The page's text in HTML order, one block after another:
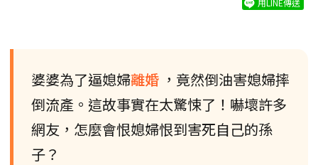
婆婆為了逼媳婦離婚 ，竟然倒油害媳婦摔
倒流產。這故事實在太驚悚了！嚇壞許多
網友，怎麼會恨媳婦恨到害死自己的孫
子？